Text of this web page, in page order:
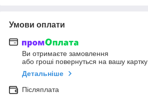
Умови оплати
Ви отримаєте замовлення
або гроші повернуться на вашу картку
Детальніше
Післяплата